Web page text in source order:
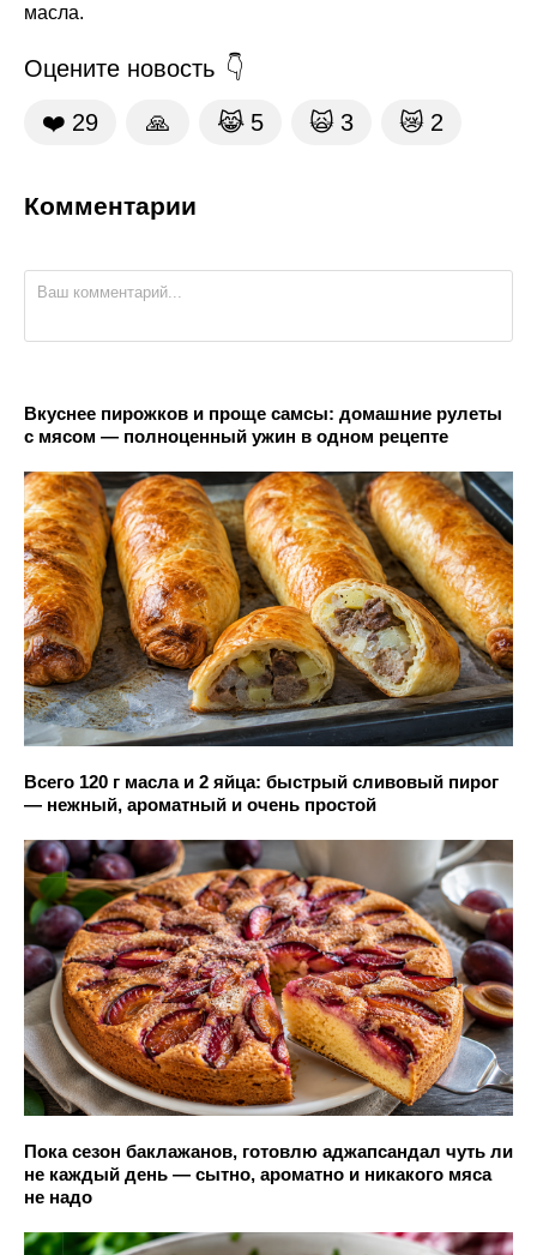
масла.
Оцените новость
❤️ 29 🙏 😹 5 🙀 3 😿 2
Комментарии
Вкуснее пирожков и проще самсы: домашние рулеты
с мясом — полноценный ужин в одном рецепте
Всего 120 г масла и 2 яйца: быстрый сливовый пирог
— нежный, ароматный и очень простой
Пока сезон баклажанов, готовлю аджапсандал чуть ли
не каждый день — сытно, ароматно и никакого мяса
не надо